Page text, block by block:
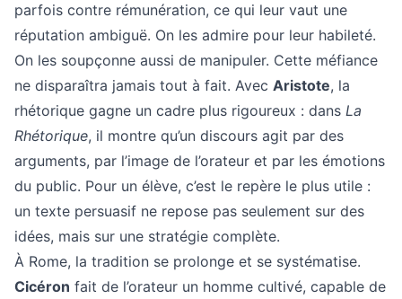
parfois contre rémunération, ce qui leur vaut une
réputation ambiguë. On les admire pour leur habileté.
On les soupçonne aussi de manipuler. Cette méfiance
ne disparaîtra jamais tout à fait. Avec Aristote, la
rhétorique gagne un cadre plus rigoureux : dans La
Rhétorique, il montre qu’un discours agit par des
arguments, par l’image de l’orateur et par les émotions
du public. Pour un élève, c’est le repère le plus utile :
un texte persuasif ne repose pas seulement sur des
idées, mais sur une stratégie complète.
À Rome, la tradition se prolonge et se systématise.
Cicéron fait de l’orateur un homme cultivé, capable de